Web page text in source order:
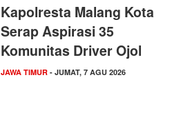
Kapolresta Malang Kota
Serap Aspirasi 35
Komunitas Driver Ojol
JAWA TIMUR - JUMAT, 7 AGU 2026